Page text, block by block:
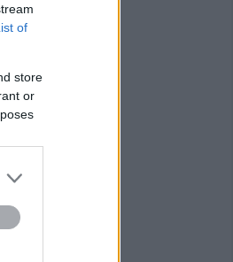
of
store
or